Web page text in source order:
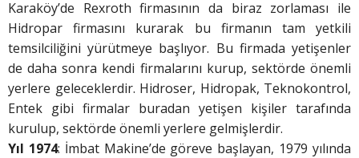
Karaköy’de Rexroth firmasının da biraz zorlaması ile
Hidropar firmasını kurarak bu firmanın tam yetkili
temsilciliğini yürütmeye başlıyor. Bu firmada yetişenler
de daha sonra kendi firmalarını kurup, sektörde önemli
yerlere geleceklerdir. Hidroser, Hidropak, Teknokontrol,
Entek gibi firmalar buradan yetişen kişiler tarafında
kurulup, sektörde önemli yerlere gelmişlerdir.
Yıl 1974: İmbat Makine’de göreve başlayan, 1979 yılında